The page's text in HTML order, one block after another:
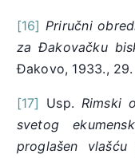
[16] Priručni
za Đakovačku
Đakovo, 1933., 29.
[17] Usp. Rimski
svetog
proglašen